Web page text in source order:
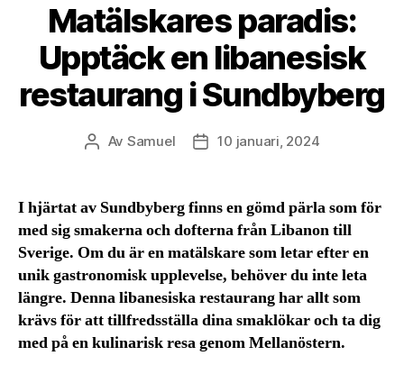
Matälskares paradis:
Upptäck en libanesisk
restaurang i Sundbyberg
Inläggsförfattare
Av Samuel Inläggsdatum
10 januari, 2024
I hjärtat av Sundbyberg finns en gömd pärla som för
med sig smakerna och dofterna från Libanon till
Sverige. Om du är en matälskare som letar efter en
unik gastronomisk upplevelse, behöver du inte leta
längre. Denna libanesiska restaurang har allt som
krävs för att tillfredsställa dina smaklökar och ta dig
med på en kulinarisk resa genom Mellanöstern.